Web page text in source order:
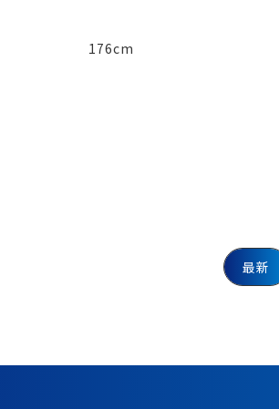
176cm
最新
フォーマルな社内イベント司会からカジュアル